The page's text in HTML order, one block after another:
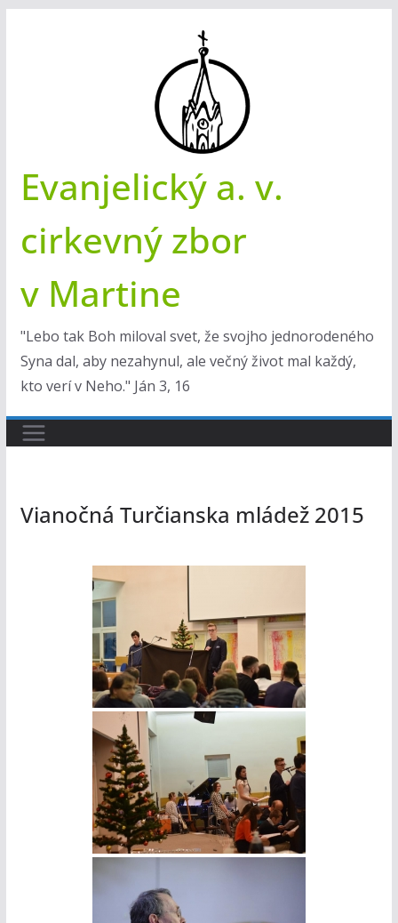
Evanjelický a. v.
cirkevný zbor
v Martine
"Lebo tak Boh miloval svet, že svojho jednorodeného
Syna dal, aby nezahynul, ale večný život mal každý,
kto verí v Neho." Ján 3, 16
Vianočná Turčianska mládež 2015